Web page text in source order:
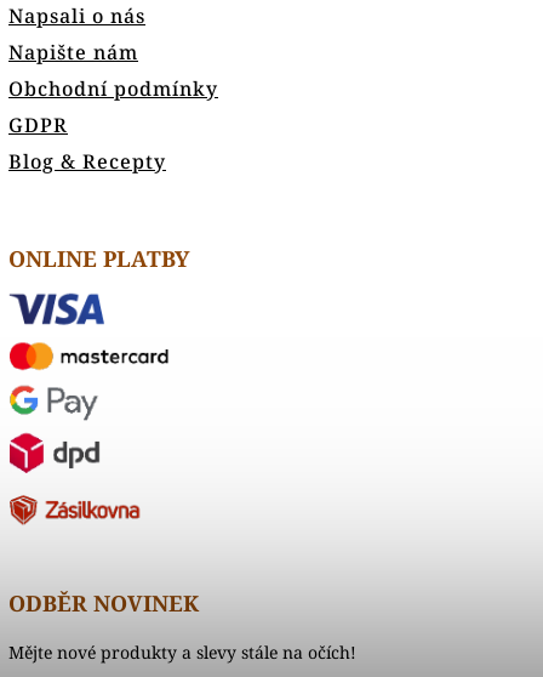
Napsali o nás
Napište nám
Obchodní podmínky
GDPR
Blog & Recepty
ONLINE PLATBY
ODBĚR NOVINEK
Mějte nové produkty a slevy stále na očích!